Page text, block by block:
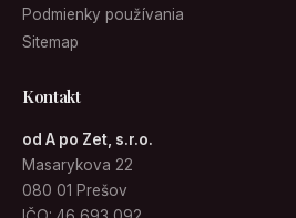
Podmienky používania
Sitemap
Kontakt
od A po Zet, s.r.o.
Masarykova 22
080 01 Prešov